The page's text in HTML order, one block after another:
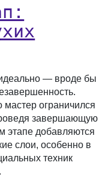
— вроде бы
мастер ограничился
завершающую
этапе добавляются
слои, особенно в
техник